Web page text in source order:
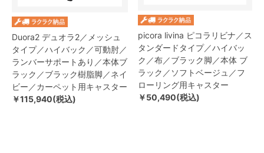
Duora2 デュオラ2／メッシュ
タイプ／ハイバック／可動肘／
ランバーサポートあり／本体ブ
ラック／ブラック樹脂脚／ネイ
ビー／カーペット用キャスター
￥115,940(税込)
picora livina ピコラリビナ／ス
タンダードタイプ／ハイバッ
ク／布／ブラック脚／本体 ブ
ラック／ソフトベージュ／フ
ローリング用キャスター
￥50,490(税込)